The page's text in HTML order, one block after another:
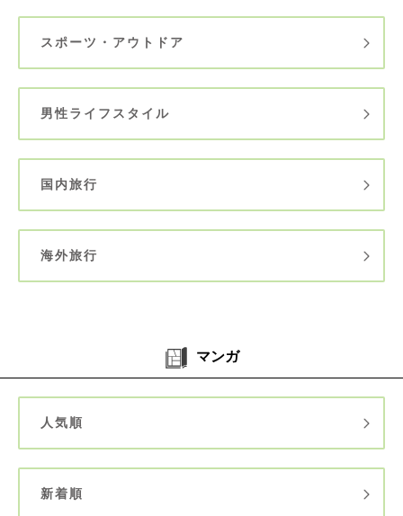
スポーツ・アウトドア
男性ライフスタイル
国内旅行
海外旅行
マンガ
人気順
新着順